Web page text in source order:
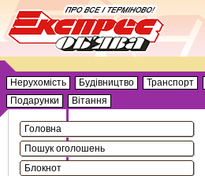
Нерухомість Будівництво Транспорт
Подарунки
Вітання
Головна
Пошук оголошень
Блокнот